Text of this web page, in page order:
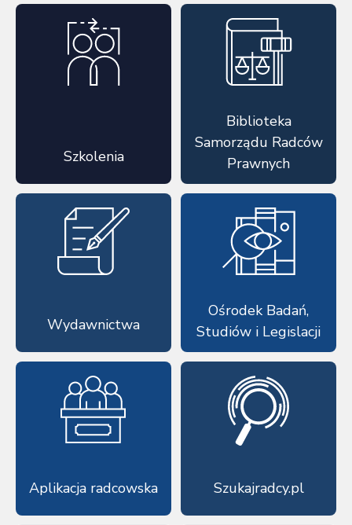
Szkolenia
Biblioteka
Samorządu Radców
Prawnych
Wydawnictwa
Ośrodek Badań,
Studiów i Legislacji
Aplikacja radcowska Szukajradcy.pl